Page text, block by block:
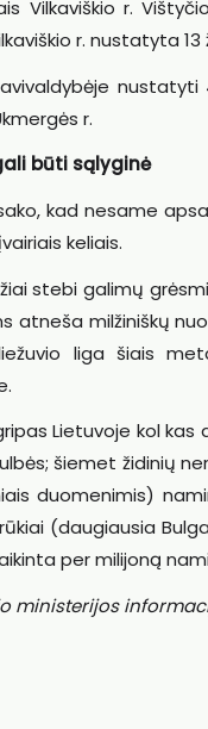
Vilkaviškio r.
r. nustatyta
r.
būti sąlyginė
kad nesame
keliais.
stebi galimų
atneša milžiniškų
liga šiais
Lietuvoje kol
šiemet židinių
duomenimis)
(daugiausia
per milijoną
ministerijos